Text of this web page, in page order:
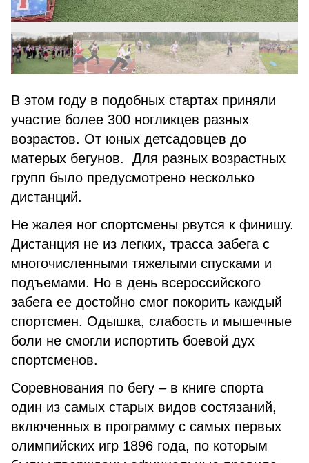
В этом году в подобных стартах приняли
участие более 300 ногликцев разных
возрастов. От юных детсадовцев до
матерых бегунов. Для разных возрастных
групп было предусмотрено несколько
дистанций.
Не жалея ног спортсмены рвутся к финишу.
Дистанция не из легких, трасса забега с
многочисленными тяжелыми спусками и
подъемами. Но в день всероссийского
забега ее достойно смог покорить каждый
спортсмен. Одышка, слабость и мышечные
боли не смогли испортить боевой дух
спортсменов.
Соревнования по бегу – в книге спорта
один из самых старых видов состязаний,
включенных в программу с самых первых
олимпийских игр 1896 года, по которым